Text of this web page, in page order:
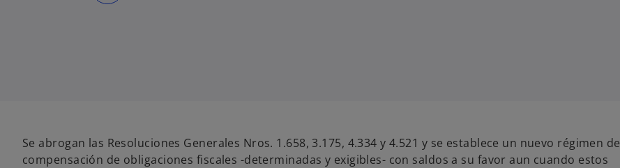
e
v
a
Se abrogan las Resoluciones Generales Nros. 1.658, 3.175, 4.334 y 4.521 y se establece un nuevo régimen de
compensación de obligaciones fiscales -determinadas y exigibles- con saldos a su favor aun cuando estos